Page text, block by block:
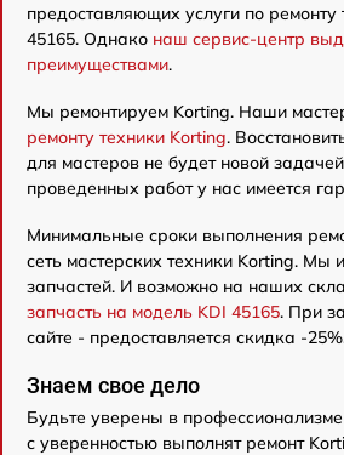
предоставляющих услуги по ремонту
45165. Однако наш сервис-центр
преимуществами.
Мы ремонтируем Korting. Наши
ремонту техники Korting.
для мастеров не будет новой
проведенных работ у нас имеется
Минимальные сроки выполнения
сеть мастерских техники Korting. Мы
запчастей. И возможно на наших
запчасть на модель KDI 45165. При
сайте - предоставляется скидка -
Знаем свое дело
Будьте уверены в
с уверенностью выполнят ремонт